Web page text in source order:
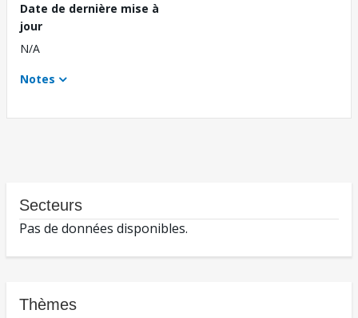
Date de dernière mise à
jour
N/A
Notes
Secteurs
Pas de données disponibles.
Thèmes